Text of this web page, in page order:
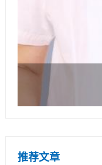
推荐文章